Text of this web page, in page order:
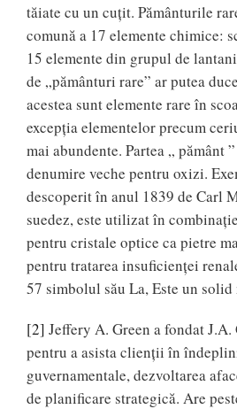
tăiate cu un cuţit. Pământurile
comună a 17 elemente chimice:
15 elemente din grupul de
de „pământuri rare” ar putea
acestea sunt elemente rare în
excepţia elementelor precum
mai abundente. Partea „ pământ
denumire veche pentru oxizi.
descoperit în anul 1839 de Carl
suedez, este utilizat în
pentru cristale optice ca pietre
pentru tratarea insuficienţei
57 simbolul său La, Este un
[2] Jeffery A. Green a fondat
pentru a asista clienţii în
guvernamentale, dezvoltarea
de planificare strategică. Are